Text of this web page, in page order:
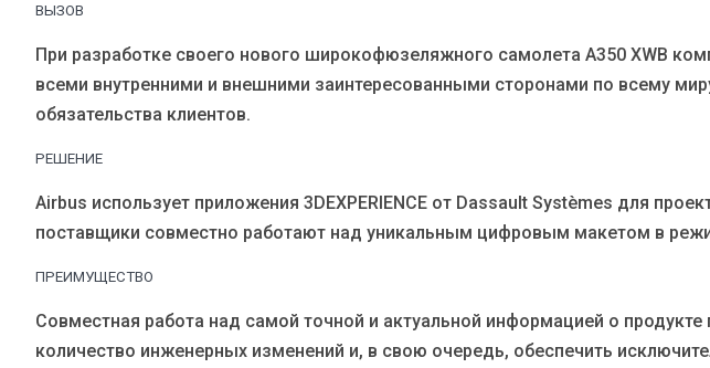
ВЫЗОВ
При разработке своего нового широкофюзеляжного самолета A350 XWB
всеми внутренними и внешними заинтересованными сторонами по всему
обязательства клиентов.
РЕШЕНИЕ
Airbus использует приложения 3DEXPERIENCE от Dassault Systèmes для
поставщики совместно работают над уникальным цифровым макетом в
ПРЕИМУЩЕСТВО
Совместная работа над самой точной и актуальной информацией о
количество инженерных изменений и, в свою очередь, обеспечить